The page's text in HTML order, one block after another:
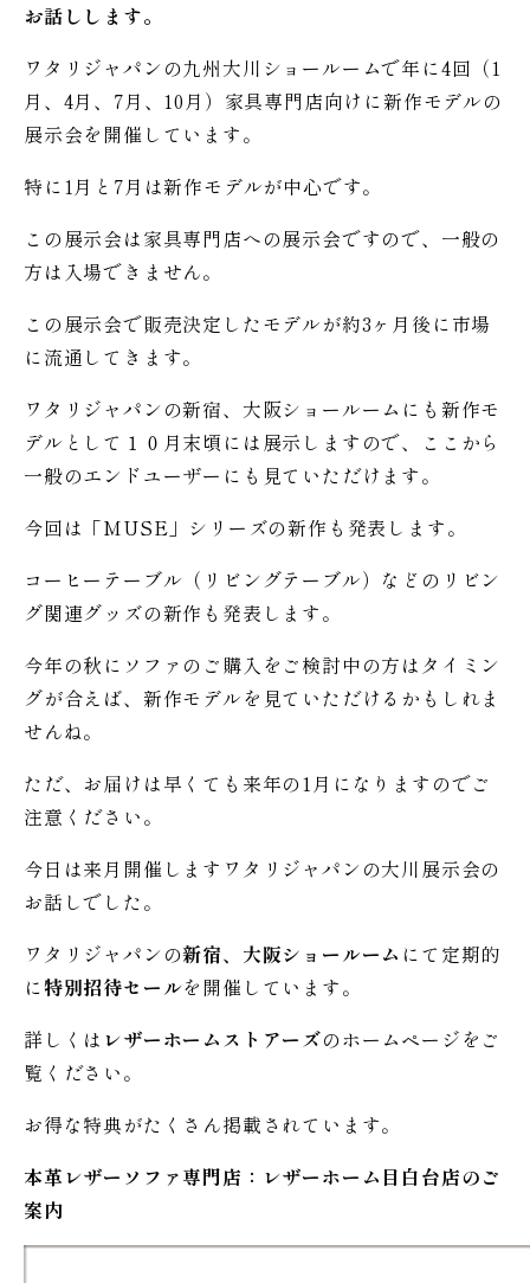
お話しします。
ワタリジャパンの九州大川ショールームで年に4回（1
月、4月、7月、10月）家具専門店向けに新作モデルの
展示会を開催しています。
特に1月と7月は新作モデルが中心です。
この展示会は家具専門店への展示会ですので、一般の
方は入場できません。
この展示会で販売決定したモデルが約3ヶ月後に市場
に流通してきます。
ワタリジャパンの新宿、大阪ショールームにも新作モ
デルとして１０月末頃には展示しますので、ここから
一般のエンドユーザーにも見ていただけます。
今回は「MUSE」シリーズの新作も発表します。
コーヒーテーブル（リビングテーブル）などのリビン
グ関連グッズの新作も発表します。
今年の秋にソファのご購入をご検討中の方はタイミン
グが合えば、新作モデルを見ていただけるかもしれま
せんね。
ただ、お届けは早くても来年の1月になりますのでご
注意ください。
今日は来月開催しますワタリジャパンの大川展示会の
お話しでした。
ワタリジャパンの新宿、大阪ショールーム にて定期的
に特別招待セールを開催しています。
詳しくは レザーホームストアーズのホームページをご
覧ください。
お得な特典がたくさん掲載されています。
本革レザーソファ専門店：レザーホーム 目白台店のご
案内